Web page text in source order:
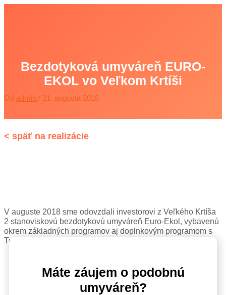
Bezdotyková umyváreň EURO-
EKOL vo Veľkom Krtíši
Od admin / 21. augusta 2018
V auguste 2018 sme odovzdali investorovi z Veľkého Krtíša
2 stanoviskovú bezdotykovú umyváreň Euro-Ekol, vybavenú
okrem základných programov aj doplnkovým programom s
Turbo penou a Turbo kefou.
Máte záujem o podobnú
umyváreň?